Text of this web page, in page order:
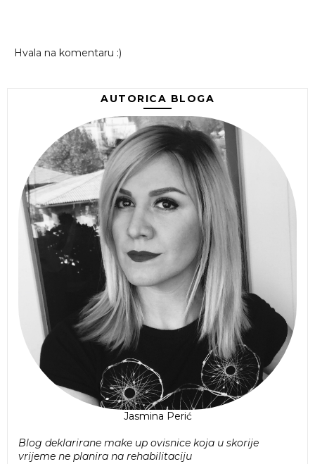
Hvala na komentaru :)
AUTORICA BLOGA
Jasmina Perić
Blog deklarirane make up ovisnice koja u skorije
vrijeme ne planira na rehabilitaciju